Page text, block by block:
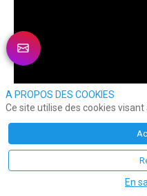
A PROPOS DES COOKIES
Ce site utilise des cookies
En